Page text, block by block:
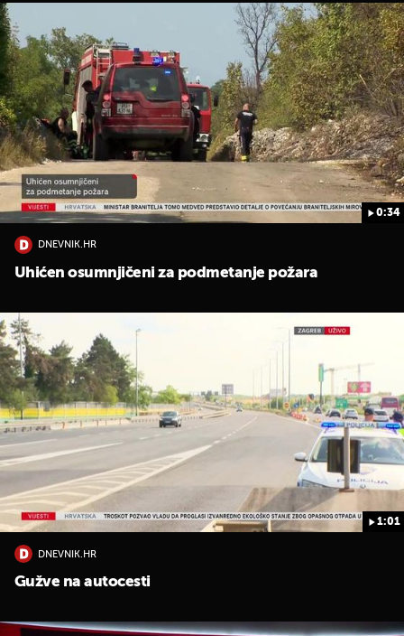
0:34
DNEVNIK.HR
Uhićen osumnjičeni za podmetanje požara
1:01
DNEVNIK.HR
Gužve na autocesti